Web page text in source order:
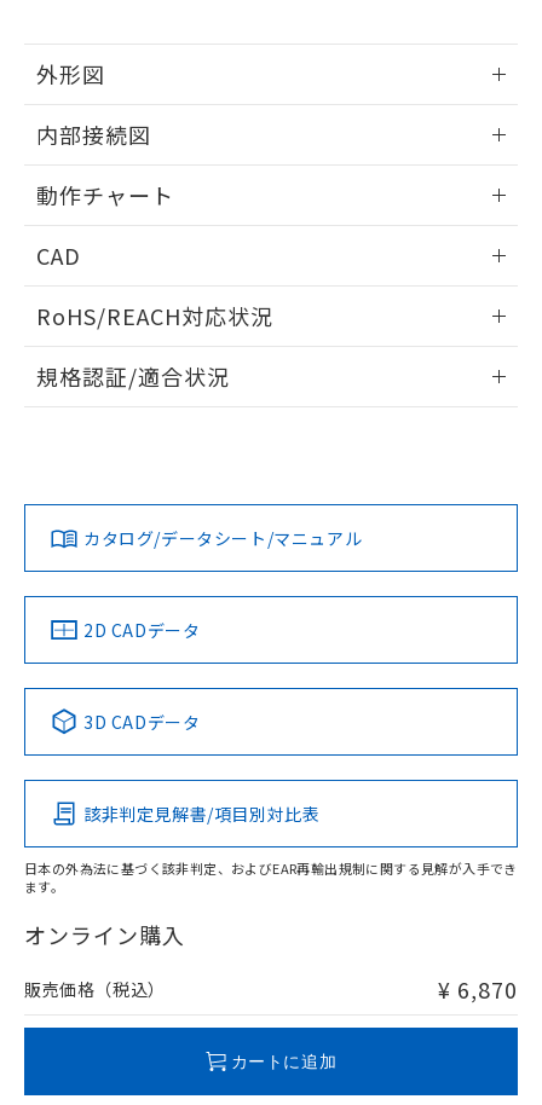
外形図
外形図
内部接続図
内部接続図
動作チャート
動作チャート
CAD
ドすることができます。
ログイン/会員登録
ダウンロードデータをご利用いただく前に、以下を必ずお読
みください。
ソフトウェアの使用条件
RoHS/REACH対応状況
EU RoHS 注意事項・凡例
対応済み
中国 RoHS 注意事項・凡例
Pb Hg Cd Cr(VI)
O
在庫等で未対応品が混在する可能性があります。
問い合わせください。
規格認証/適合状況
LR型式承認
（イギリス
船舶規格）
DNV型式承認
（ノルウェー
BV型式承認
（フランス
KR型式
（韓国
Yes No No No
この製品の規格認証/適合状況ページへ
その他の認証はこちらのページからご検索ください
カタログ/データシート/マニュアル
2D CADデータ
3D CADデータ
該非判定見解書/項目別対比表
日本の外為法に基づく該非判定、およびEAR再輸出規制に関する見解が入手でき
ます。
オンライン購入
販売価格（税込） ¥ 6,870
カートに追加
をご了承ください。
※当社の共同利用者とは、
の共同利用に関して"
の「1.共同利
用者の範囲」に記載されている法人を
下記の非含有証明書をダウンロードするこ
とができます。
EU RoHS指令（10物質）の非含有証明書
51物質の非含有証明書（当社基準）
るもので、過去に遡って非含有を証明する
ものではありません。
物質の対応では、対応完了までの期間は出
荷製品に未対応品が混在することから備考
欄に対応日を記載しておりました。
していることから、特段のことがない限
り、2022年1月12日より割愛しておりま